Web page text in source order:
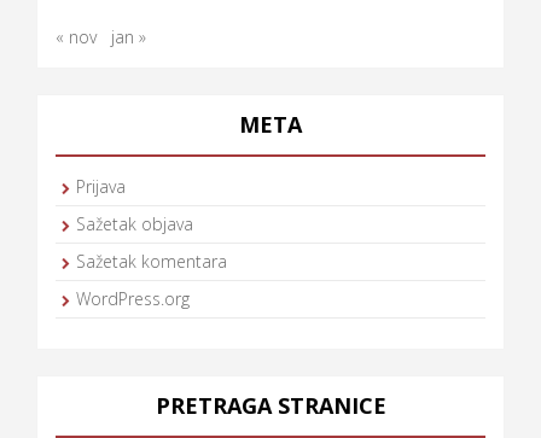
« nov jan »
META
Prijava
Sažetak objava
Sažetak komentara
WordPress.org
PRETRAGA STRANICE